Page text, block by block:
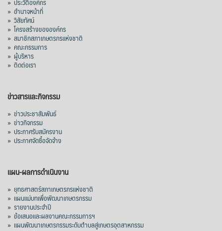
» อำนาจหน้าที่
» วิสัยทัศน์
» โครงสร้างขององค์กร
» สมาชิกสภาเกษตรกรแห่งชาติ
» คณะกรรมการ
» ผู้บริหาร
» ติดต่อเรา
ข่าวสารและกิจกรรม
» ข่าวประชาสัมพันธ์
» ข่าวกิจกรรม
» ประกาศรับสมัครงาน
» ประกาศจัดซื้อจัดจ้าง
แผน-ผลการดำเนินงาน
» ยุทธศาสตร์สภาเกษตรกรแห่งชาติ
» แผนแม่บทเพื่อพัฒนาเกษตรกรรม
» รายงานประจำปี
» ข้อเสนอและผลงานคณะกรรมการฯ
» แผนพัฒนาเกษตรกรรมระดับตำบลสู่เกษตรอุตสาหกรรม